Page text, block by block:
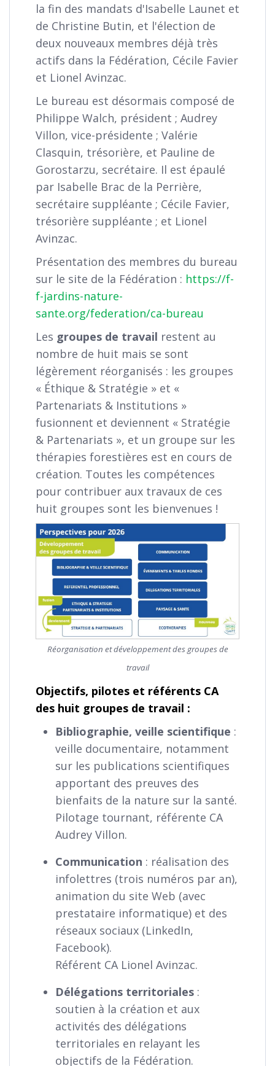
la fin des mandats d'Isabelle Launet et
de Christine Butin, et l'élection de
deux nouveaux membres déjà très
actifs dans la Fédération, Cécile Favier
et Lionel Avinzac.
Le bureau est désormais composé de
Philippe Walch, président ; Audrey
Villon, vice-présidente ; Valérie
Clasquin, trésorière, et Pauline de
Gorostarzu, secrétaire. Il est épaulé
par Isabelle Brac de la Perrière,
secrétaire suppléante ; Cécile Favier,
trésorière suppléante ; et Lionel
Avinzac.
Présentation des membres du bureau
sur le site de la Fédération : https://f-
f-jardins-nature-
sante.org/federation/ca-bureau
Les groupes de travail restent au
nombre de huit mais se sont
légèrement réorganisés : les groupes
« Éthique & Stratégie » et «
Partenariats & Institutions »
fusionnent et deviennent « Stratégie
& Partenariats », et un groupe sur les
thérapies forestières est en cours de
création. Toutes les compétences
pour contribuer aux travaux de ces
huit groupes sont les bienvenues !
Réorganisation et développement des groupes de
travail
Objectifs, pilotes et référents CA
des huit groupes de travail :
Bibliographie, veille scientifique :
veille documentaire, notamment
sur les publications scientifiques
apportant des preuves des
bienfaits de la nature sur la santé.
Pilotage tournant, référente CA
Audrey Villon.
Communication : réalisation des
infolettres (trois numéros par an),
animation du site Web (avec
prestataire informatique) et des
réseaux sociaux (LinkedIn,
Facebook).
Référent CA Lionel Avinzac.
Délégations territoriales :
soutien à la création et aux
activités des délégations
territoriales en relayant les
objectifs de la Fédération.